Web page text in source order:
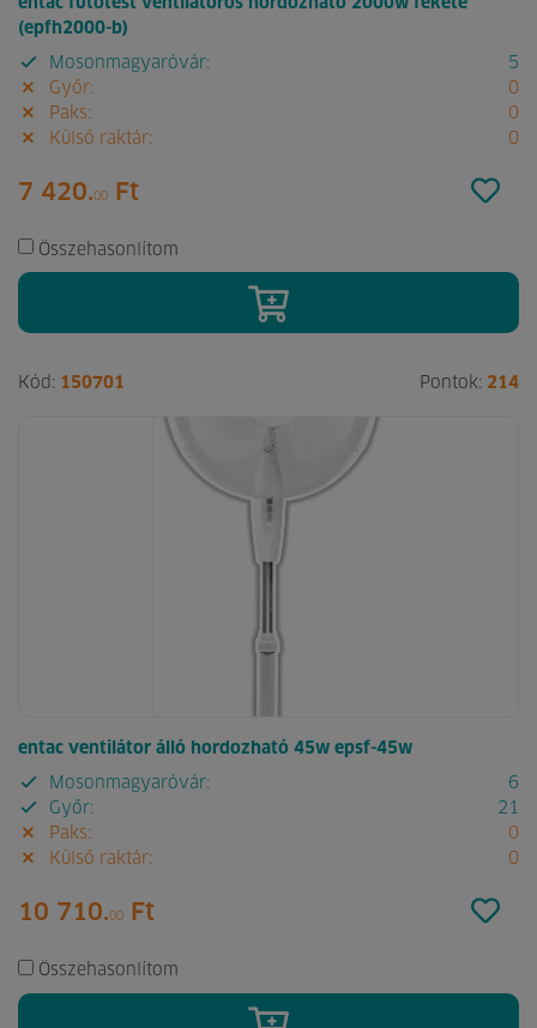
(epfh2000-b)
Mosonmagyaróvár:
5
Győr:
0
Paks:
0
Külső raktár:
0
7 420.00 Ft
Összehasonlítom
Kód: 150701 Pontok: 214
entac ventilátor álló hordozható 45w epsf-45w
Mosonmagyaróvár:
6
Győr:
21
Paks:
0
Külső raktár:
0
10 710.00 Ft
Összehasonlítom